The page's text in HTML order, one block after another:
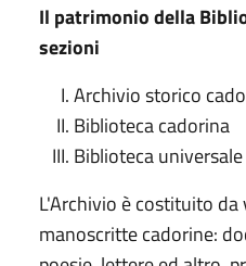
Il patrimonio della
sezioni
Archivio storico
Biblioteca cadorina
Biblioteca universale
L'Archivio è costituito
manoscritte cadorine: